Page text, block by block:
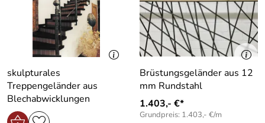
skulpturales
Treppengeländer aus
Blechabwicklungen
Brüstungsgeländer aus 12
mm Rundstahl
1.403,- €*
Grundpreis: 1.403,- €/m